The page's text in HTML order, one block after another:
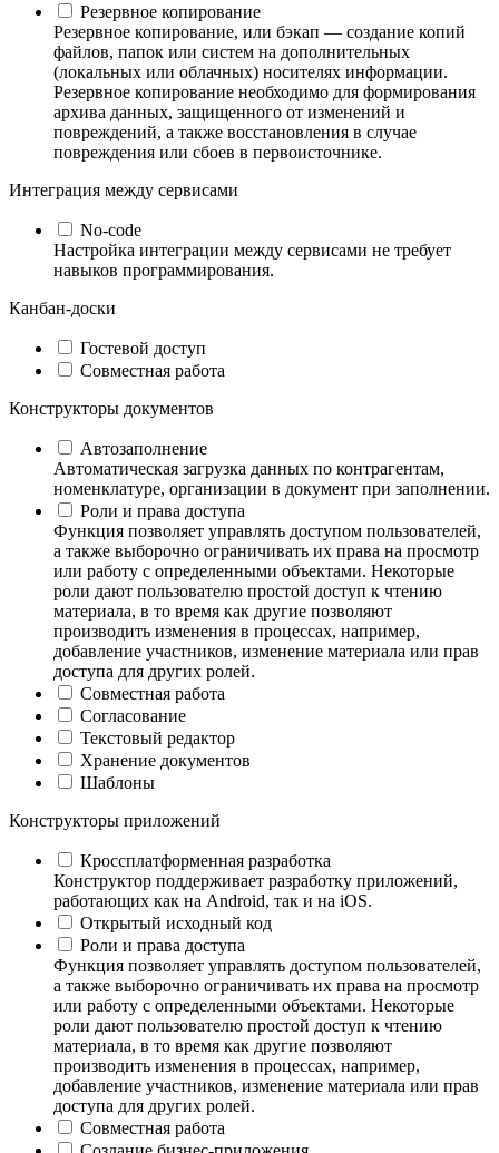
Резервное копирование
Резервное копирование, или бэкап — создание копий
файлов, папок или систем на дополнительных
(локальных или облачных) носителях информации.
Резервное копирование необходимо для формирования
архива данных, защищенного от изменений и
повреждений, а также восстановления в случае
повреждения или сбоев в первоисточнике.
Интеграция между сервисами
No-code
Настройка интеграции между сервисами не требует
навыков программирования.
Канбан-доски
Гостевой доступ
Совместная работа
Конструкторы документов
Автозаполнение
Автоматическая загрузка данных по контрагентам,
номенклатуре, организации в документ при заполнении.
Роли и права доступа
Функция позволяет управлять доступом пользователей,
а также выборочно ограничивать их права на просмотр
или работу с определенными объектами. Некоторые
роли дают пользователю простой доступ к чтению
материала, в то время как другие позволяют
производить изменения в процессах, например,
добавление участников, изменение материала или прав
доступа для других ролей.
Совместная работа
Согласование
Текстовый редактор
Хранение документов
Шаблоны
Конструкторы приложений
Кроссплатформенная разработка
Конструктор поддерживает разработку приложений,
работающих как на Android, так и на iOS.
Открытый исходный код
Роли и права доступа
Функция позволяет управлять доступом пользователей,
а также выборочно ограничивать их права на просмотр
или работу с определенными объектами. Некоторые
роли дают пользователю простой доступ к чтению
материала, в то время как другие позволяют
производить изменения в процессах, например,
добавление участников, изменение материала или прав
доступа для других ролей.
Совместная работа